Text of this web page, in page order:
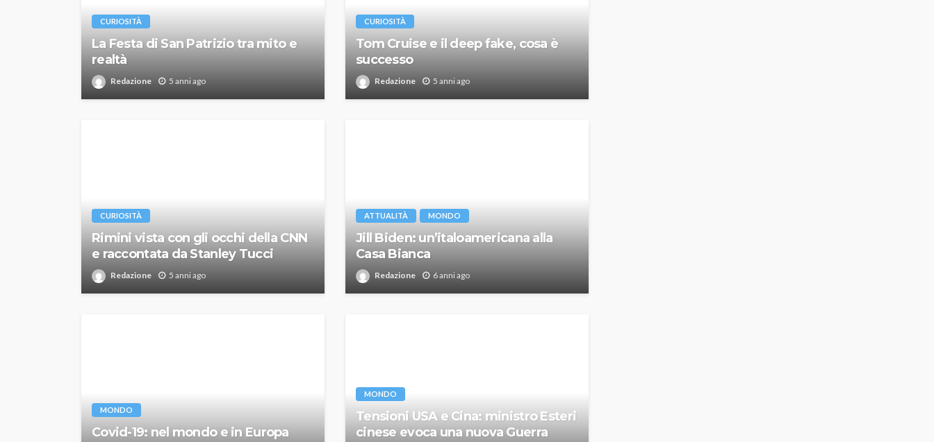
CURIOSITÀ
La Festa di San Patrizio tra mito e
realtà
Redazione 5 anni ago
CURIOSITÀ
Tom Cruise e il deep fake, cosa è
successo
Redazione 5 anni ago
CURIOSITÀ
Rimini vista con gli occhi della CNN
e raccontata da Stanley Tucci
Redazione 5 anni ago
ATTUALITÀ MONDO
Jill Biden: un’italoamericana alla
Casa Bianca
Redazione 6 anni ago
MONDO
Covid-19: nel mondo e in Europa
MONDO
Tensioni USA e Cina: ministro Esteri
cinese evoca una nuova Guerra